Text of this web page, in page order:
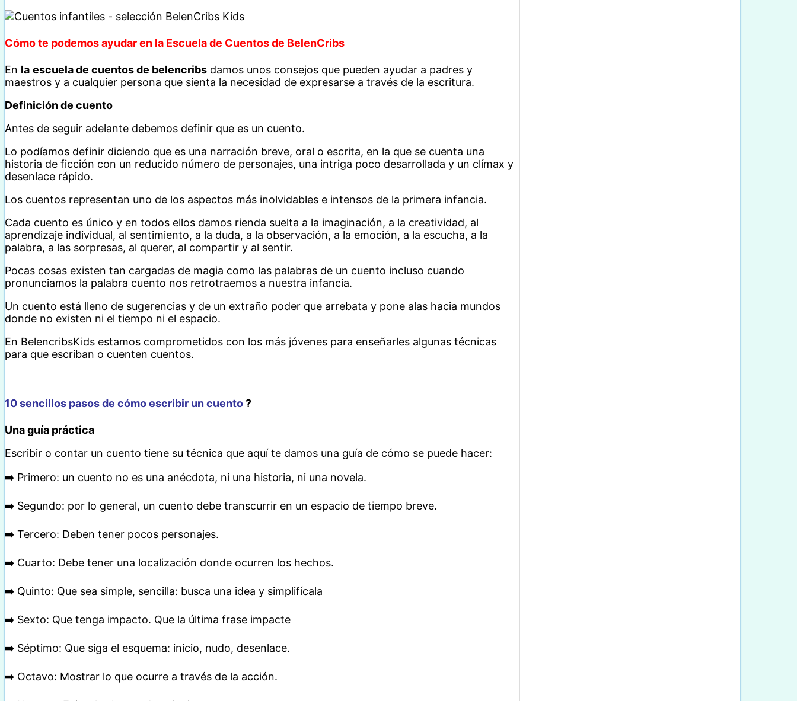
Cómo te podemos ayudar en la Escuela de Cuentos de BelenCribs
En la escuela de cuentos de belencribs damos unos consejos que pueden ayudar a padres y
maestros y a cualquier persona que sienta la necesidad de expresarse a través de la escritura.
Definición de cuento
Antes de seguir adelante debemos definir que es un cuento.
Lo podíamos definir diciendo que es una narración breve, oral o escrita, en la que se cuenta una
historia de ficción con un reducido número de personajes, una intriga poco desarrollada y un clímax y
desenlace rápido.
Los cuentos representan uno de los aspectos más inolvidables e intensos de la primera infancia.
Cada cuento es único y en todos ellos damos rienda suelta a la imaginación, a la creatividad, al
aprendizaje individual, al sentimiento, a la duda, a la observación, a la emoción, a la escucha, a la
palabra, a las sorpresas, al querer, al compartir y al sentir.
Pocas cosas existen tan cargadas de magia como las palabras de un cuento incluso cuando
pronunciamos la palabra cuento nos retrotraemos a nuestra infancia.
Un cuento está lleno de sugerencias y de un extraño poder que arrebata y pone alas hacia mundos
donde no existen ni el tiempo ni el espacio.
En BelencribsKids estamos comprometidos con los más jóvenes para enseñarles algunas técnicas
para que escriban o cuenten cuentos.
10 sencillos pasos de cómo escribir un cuento?
Una guía práctica
Escribir o contar un cuento tiene su técnica que aquí te damos una guía de cómo se puede hacer:
➡️ Primero: un cuento no es una anécdota, ni una historia, ni una novela.
➡️ Segundo: por lo general, un cuento debe transcurrir en un espacio de tiempo breve.
➡️ Tercero: Deben tener pocos personajes.
➡️ Cuarto: Debe tener una localización donde ocurren los hechos.
➡️ Quinto: Que sea simple, sencilla: busca una idea y simplifícala
➡️ Sexto: Que tenga impacto. Que la última frase impacte
➡️ Séptimo: Que siga el esquema: inicio, nudo, desenlace.
➡️ Octavo: Mostrar lo que ocurre a través de la acción.